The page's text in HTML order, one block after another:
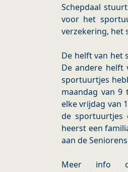
Schepdaal
voor het
verzekering, het
De helft van het
De andere helft
sportuurtjes
maandag van 9
elke vrijdag van
de sportuurtjes
heerst een
aan de
Meer info